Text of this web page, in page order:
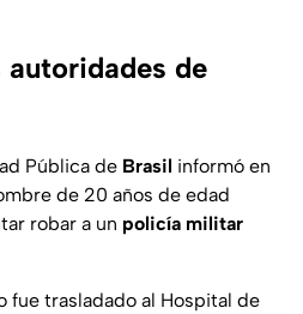
autoridades de
Pública de Brasil informó en
de 20 años de edad
robar a un policía militar
fue trasladado al Hospital de